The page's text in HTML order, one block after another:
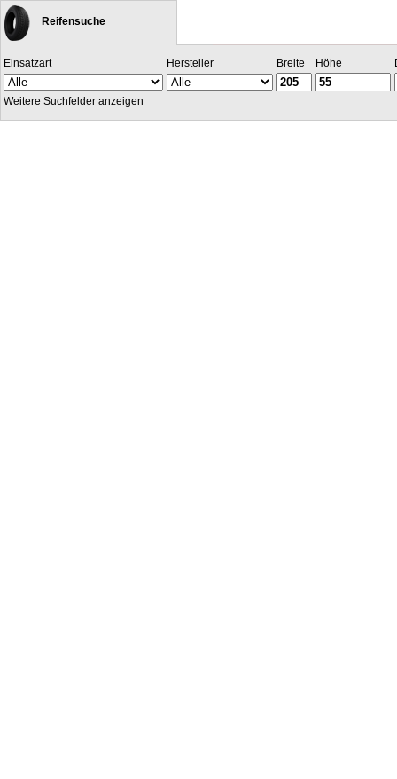
Reifensuche
Einsatzart Hersteller Breite Höhe
Weitere Suchfelder anzeigen